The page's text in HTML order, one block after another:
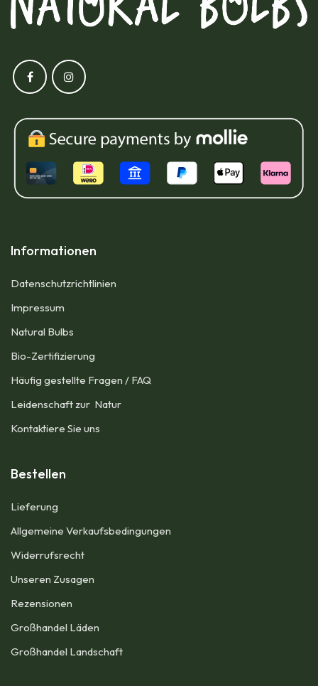
Informationen
Datenschutzrichtlinien
Impressum​
Natural Bulbs
Bio-Zertifizierung
Häufig gestellte Fragen / FAQ
Leidenschaft zur Natur
Kontaktiere Sie uns
Bestellen
Lieferung
Allgemeine Verkaufsbedingungen​
Widerrufsrecht
Unseren Zusagen
Rezensionen​
Großhandel Läden
Großhandel Landschaft